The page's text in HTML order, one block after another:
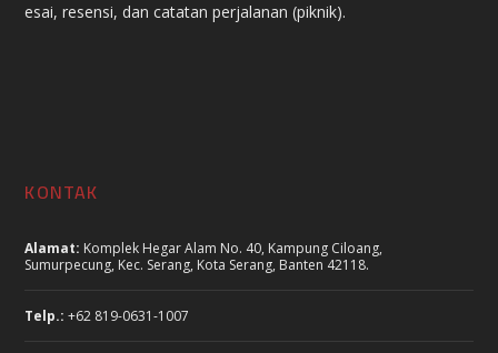
esai, resensi, dan catatan perjalanan (piknik).
KONTAK
Alamat: Komplek Hegar Alam No. 40, Kampung Ciloang,
Sumurpecung, Kec. Serang, Kota Serang, Banten 42118.
Telp.: +62 819-0631-1007